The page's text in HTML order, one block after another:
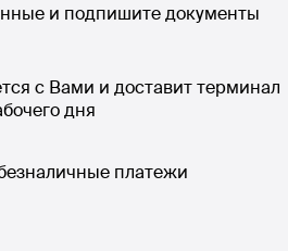
и подпишите документы
с Вами и доставит терминал
дня
платежи